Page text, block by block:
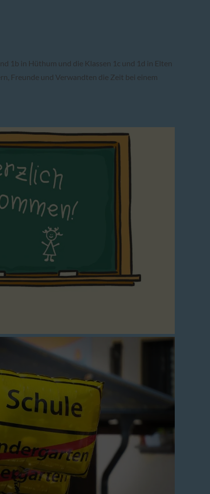
1b in Hüthum und die Klassen 1c und 1d in Elten
Freunde und Verwandten die Zeit bei einem